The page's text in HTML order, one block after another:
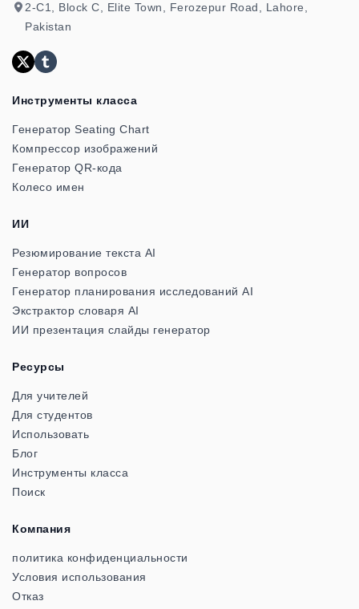
2-C1, Block C, Elite Town, Ferozepur Road, Lahore,
Pakistan
Инструменты класса
Генератор Seating Chart
Компрессор изображений
Генератор QR-кода
Колесо имен
ИИ
Резюмирование текста AI
Генератор вопросов
Генератор планирования исследований AI
Экстрактор словаря AI
ИИ презентация слайды генератор
Ресурсы
Для учителей
Для студентов
Использовать
Блог
Инструменты класса
Поиск
Компания
политика конфиденциальности
Условия использования
Отказ